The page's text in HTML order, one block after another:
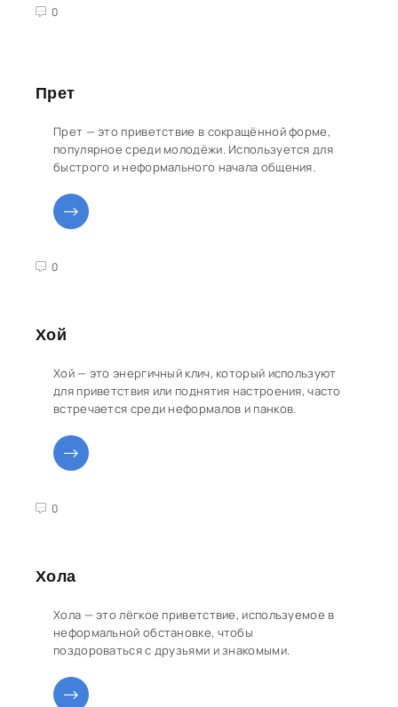
0
5
Прет
Прет — это приветствие в сокращённой форме,
популярное среди молодёжи. Используется для
быстрого и неформального начала общения.
0
5
Хой
Хой — это энергичный клич, который используют
для приветствия или поднятия настроения, часто
встречается среди неформалов и панков.
0
5
Хола
Хола — это лёгкое приветствие, используемое в
неформальной обстановке, чтобы
поздороваться с друзьями и знакомыми.